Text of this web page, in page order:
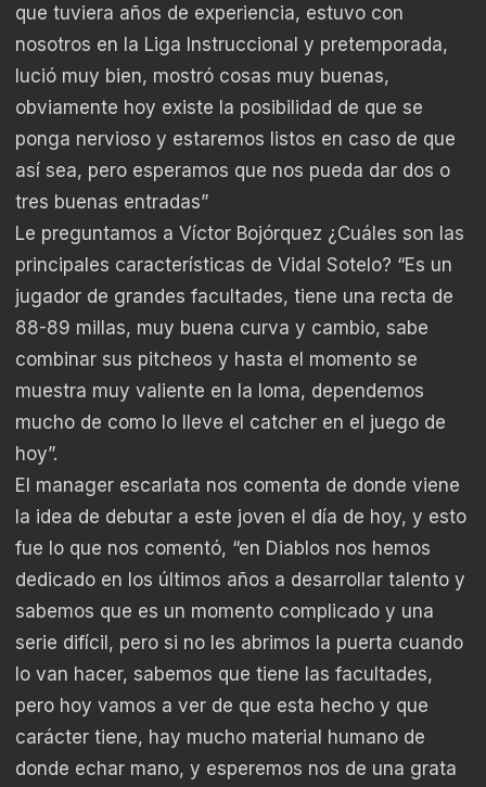
que tuviera años de experiencia, estuvo con
nosotros en la Liga Instruccional y pretemporada,
lució muy bien, mostró cosas muy buenas,
obviamente hoy existe la posibilidad de que se
ponga nervioso y estaremos listos en caso de que
así sea, pero esperamos que nos pueda dar dos o
tres buenas entradas”
Le preguntamos a Víctor Bojórquez ¿Cuáles son las
principales características de Vidal Sotelo? “Es un
jugador de grandes facultades, tiene una recta de
88-89 millas, muy buena curva y cambio, sabe
combinar sus pitcheos y hasta el momento se
muestra muy valiente en la loma, dependemos
mucho de como lo lleve el catcher en el juego de
hoy”.
El manager escarlata nos comenta de donde viene
la idea de debutar a este joven el día de hoy, y esto
fue lo que nos comentó, “en Diablos nos hemos
dedicado en los últimos años a desarrollar talento y
sabemos que es un momento complicado y una
serie difícil, pero si no les abrimos la puerta cuando
lo van hacer, sabemos que tiene las facultades,
pero hoy vamos a ver de que esta hecho y que
carácter tiene, hay mucho material humano de
donde echar mano, y esperemos nos de una grata